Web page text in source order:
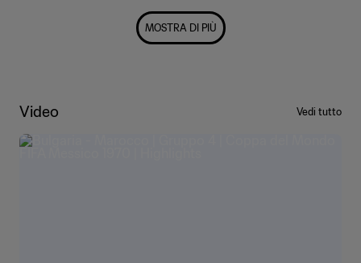
MOSTRA DI PIÙ
Video Vedi tutto